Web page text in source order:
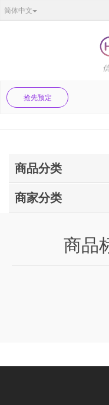
简体中文
抢先预定
商品分类
商家分类
商品